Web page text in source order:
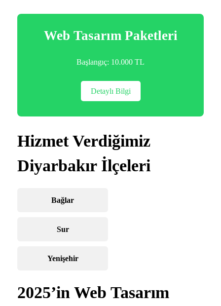
Web Tasarım Paketleri
Başlangıç: 10.000 TL
Detaylı Bilgi
Hizmet Verdiğimiz
Diyarbakır İlçeleri
Bağlar
Sur
Yenişehir
2025’in Web Tasarım